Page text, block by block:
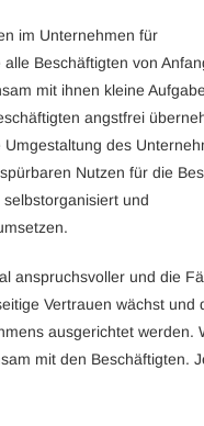
im Unternehmen für
Beschäftigten von
mit ihnen kleine
angstfrei
des
Nutzen für die
und
anspruchsvoller und die
Vertrauen wächst und
ausgerichtet werden.
mit den Beschäftigten.